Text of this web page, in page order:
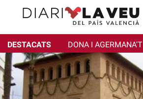
DESTACATS DONA I AGERMANA'T